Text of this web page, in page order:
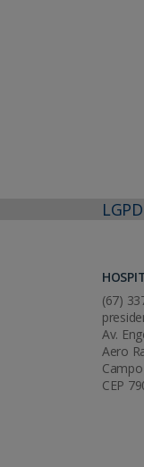
LGPD
(67)
Av.
Aero
CEP